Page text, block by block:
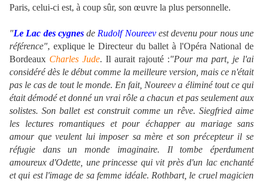
Paris, celui-ci est, à coup sûr, son œuvre la plus personnelle.
"Le Lac des cygnesde Rudolf Noureevest devenu pour nous une
référence", explique le Directeur du ballet à l'Opéra National de
Bordeaux Charles Jude. Il aurait rajouté :"Pour ma part, je l'ai
considéré dès le début comme la meilleure version, mais ce n'était
pas le cas de tout le monde. En fait, Noureev a éliminé tout ce qui
était démodé et donné un vrai rôle a chacun et pas seulement aux
solistes. Son ballet est construit comme un rêve. Siegfried aime
les lectures romantiques et pour échapper au mariage sans
amour que veulent lui imposer sa mère et son précepteur il se
réfugie dans un monde imaginaire. Il tombe éperdument
amoureux d'Odette, une princesse qui vit près d'un lac enchanté
et qui est l'image de sa femme idéale. Rothbart, le cruel magicien